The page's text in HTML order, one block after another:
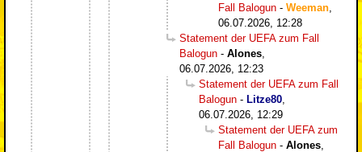
Fall Balogun - Weeman
06.07.2026, 12:28
Statement der UEFA zum Fall
Balogun - Alones
06.07.2026, 12:23
Statement der UEFA zum Fall
Balogun - Litze80
06.07.2026, 12:29
Statement der UEFA zum
Fall Balogun - Alones